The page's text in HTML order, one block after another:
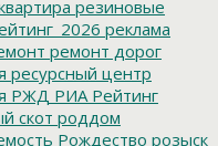
резиновые
реклама
ремонт дорог
ресурсный центр
РЖД РИА Рейтинг
скот роддом
Рождество розыск